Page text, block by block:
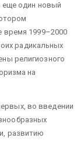
еще один новый
время 1999–2000
радикальных
религиозного
на
во введении
развитию